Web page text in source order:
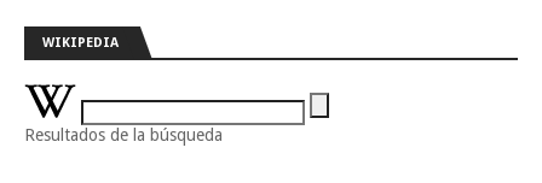
WIKIPEDIA
Resultados de la búsqueda